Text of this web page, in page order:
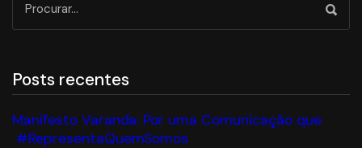
Posts recentes
Manifesto Varanda: Por uma Comunicação que
#RepresentaQuemSomos